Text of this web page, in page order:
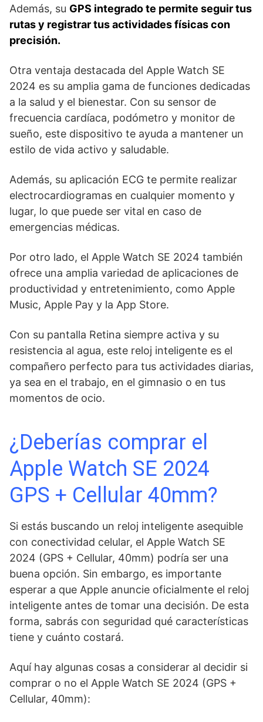
Además, su GPS​ integrado⁢ te permite seguir tus
rutas y registrar tus actividades físicas con
precisión.
Otra ventaja destacada del Apple Watch SE
2024 es su amplia gama de funciones dedicadas
a la salud y el bienestar. Con su sensor de
frecuencia cardíaca, podómetro y monitor de
sueño, este dispositivo te ayuda a mantener ‌un
estilo de vida activo y ‌saludable. ⁤
Además, su aplicación ECG te permite realizar
electrocardiogramas en cualquier momento⁣ y
lugar, lo que puede ser vital en caso de
emergencias médicas.
Por‌ otro​ lado, el Apple Watch SE 2024​ también
ofrece una amplia variedad de aplicaciones de
productividad y⁣ entretenimiento, como Apple
Music, Apple ‍Pay y la ⁣App Store.
Con su pantalla ⁣Retina siempre activa y su
resistencia al agua, este reloj inteligente es el
compañero perfecto para tus actividades diarias,
ya sea en el trabajo,⁢ en el gimnasio o en ‍tus
momentos de ocio.
¿Deberías comprar el
Apple Watch SE 2024
GPS + Cellular 40mm?
Si estás buscando un reloj inteligente asequible
con conectividad celular, el Apple Watch SE
2024 (GPS + Cellular, 40mm) podría ser una
buena opción. Sin embargo, es importante
esperar a que Apple anuncie oficialmente el reloj
inteligente antes de tomar una decisión. De esta
forma, sabrás con seguridad qué características
tiene y cuánto costará.
Aquí hay algunas cosas a considerar al decidir si
comprar o no el Apple Watch SE 2024 (GPS +
Cellular, 40mm):